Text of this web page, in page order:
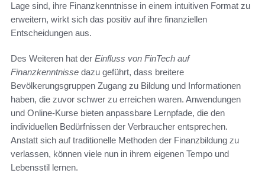
Lage sind, ihre Finanzkenntnisse in einem intuitiven Format zu
erweitern, wirkt sich das positiv auf ihre finanziellen
Entscheidungen aus.
Des Weiteren hat der Einfluss von FinTech auf
Finanzkenntnisse dazu geführt, dass breitere
Bevölkerungsgruppen Zugang zu Bildung und Informationen
haben, die zuvor schwer zu erreichen waren. Anwendungen
und Online-Kurse bieten anpassbare Lernpfade, die den
individuellen Bedürfnissen der Verbraucher entsprechen.
Anstatt sich auf traditionelle Methoden der Finanzbildung zu
verlassen, können viele nun in ihrem eigenen Tempo und
Lebensstil lernen.